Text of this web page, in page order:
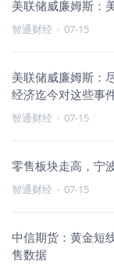
美联储威廉姆斯：
智通财经 · 07-15
美联储威廉姆斯：
经济迄今对这些事
智通财经 · 07-15
零售板块走高，宁
智通财经 · 07-15
中信期货：黄金短
售数据